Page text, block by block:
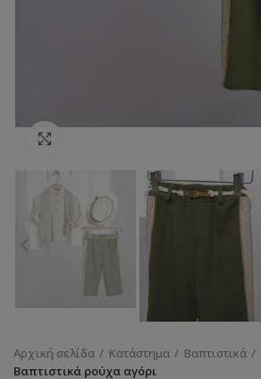
Αρχική σελίδα Κατάστημα Βαπτιστικά
Βαπτιστικά ρούχα αγόρι